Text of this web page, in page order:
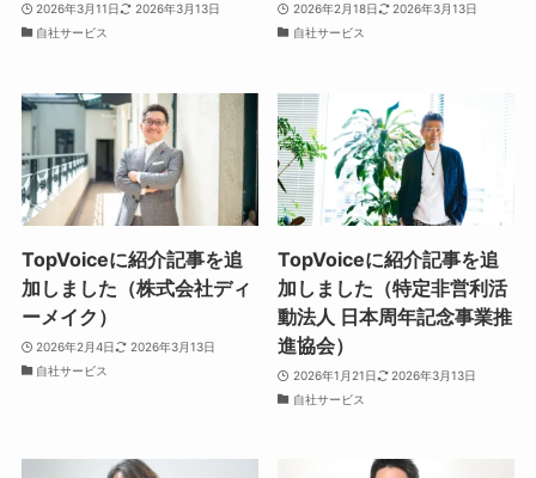
2026年3月11日
2026年3月13日
自社サービス
2026年2月18日
2026年3月13日
自社サービス
TopVoiceに紹介記事を追
加しました（株式会社ディ
ーメイク）
2026年2月4日
2026年3月13日
自社サービス
TopVoiceに紹介記事を追
加しました（特定非営利活
動法人 日本周年記念事業推
進協会）
2026年1月21日
2026年3月13日
自社サービス